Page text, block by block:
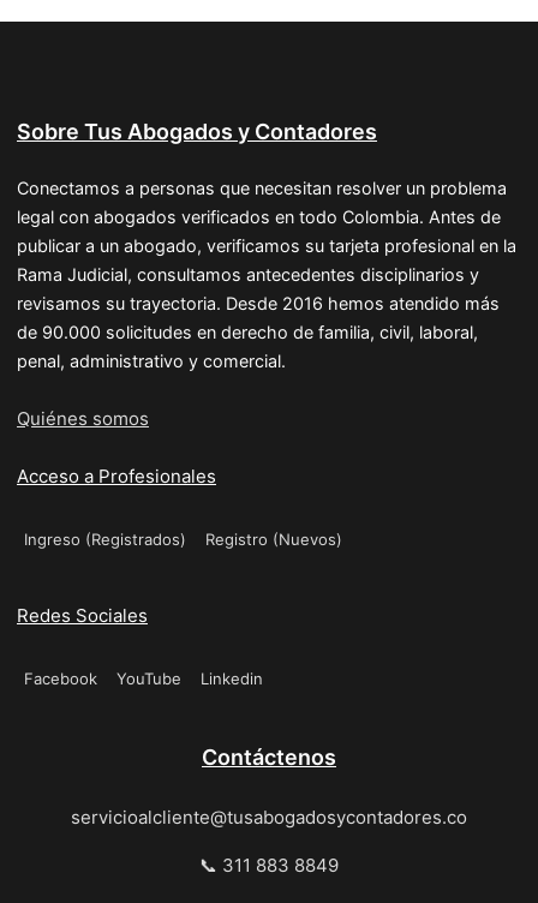
Sobre Tus Abogados y Contadores
Conectamos a personas que necesitan resolver un problema
legal con abogados verificados en todo Colombia. Antes de
publicar a un abogado, verificamos su tarjeta profesional en la
Rama Judicial, consultamos antecedentes disciplinarios y
revisamos su trayectoria. Desde 2016 hemos atendido más
de 90.000 solicitudes en derecho de familia, civil, laboral,
penal, administrativo y comercial.
Quiénes somos
Acceso a Profesionales
Ingreso (Registrados) Registro (Nuevos)
Redes Sociales
Facebook YouTube Linkedin
Contáctenos
servicioalcliente@tusabogadosycontadores.co
📞 311 883 8849